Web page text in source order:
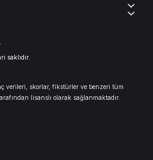
saklıdır.
verileri, skorlar, fikstürler ve benzeri tüm
lisanslı olarak sağlanmaktadır.